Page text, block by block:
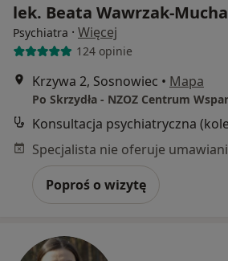
lek. Beata Wawrzak-Mucha
Psychiatra · Więcej
124 opinie
Krzywa 2, Sosnowiec • Mapa
Poproś o wizytę